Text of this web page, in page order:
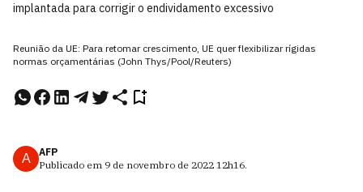
implantada para corrigir o endividamento excessivo
Reunião da UE: Para retomar crescimento, UE quer flexibilizar rígidas
normas orçamentárias (John Thys/Pool/Reuters)
A
AFP
Publicado em 9 de novembro de 2022 12h16.